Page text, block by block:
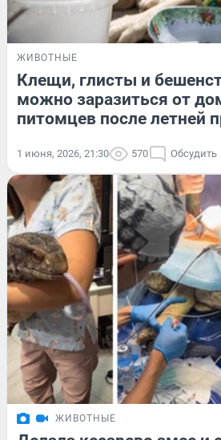
ЖИВОТНЫЕ
Клещи, глисты и
можно заразиться от
питомцев после летней
1 июня, 2026, 21:30 570 Обсудить
ЖИВОТНЫЕ